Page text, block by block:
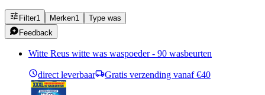
Filter1 Merken1
Type was
Feedback
Witte Reus witte was waspoeder - 90 wasbeurten
direct leverbaar Gratis verzending vanaf €40